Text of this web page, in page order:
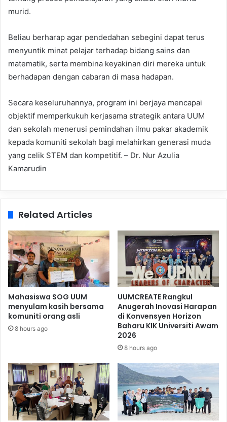
murid.
Beliau berharap agar pendedahan sebegini dapat terus
menyuntik minat pelajar terhadap bidang sains dan
matematik, serta membina keyakinan diri mereka untuk
berhadapan dengan cabaran di masa hadapan.
Secara keseluruhannya, program ini berjaya mencapai
objektif memperkukuh kerjasama strategik antara UUM
dan sekolah menerusi pemindahan ilmu pakar akademik
kepada komuniti sekolah bagi melahirkan generasi muda
yang celik STEM dan kompetitif. – Dr. Nur Azulia
Kamarudin
Related Articles
Mahasiswa SOG UUM
menyulam kasih bersama
komuniti orang asli
8 hours ago
UUMCREATE Rangkul
Anugerah Inovasi Harapan
di Konvensyen Horizon
Baharu KIK Universiti Awam
2026
8 hours ago